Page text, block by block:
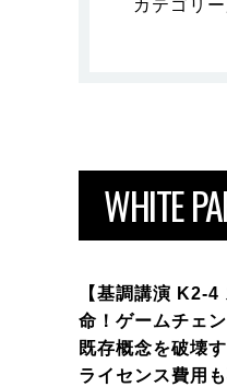
カテゴリー
WHITE
【基調講演 K2-
命！ゲームチェ
既存概念を破壊
ライセンス費用